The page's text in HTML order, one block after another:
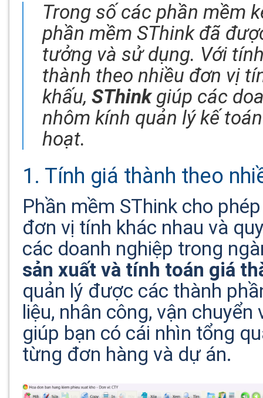
Trong số các phần mềm
phần mềm SThink đã
tưởng và sử dụng. Với
thành theo nhiều đơn vị
khấu, SThinkgiúp các
nhôm kính quản lý kế
hoạt.
1. Tính giá thành theo
Phần mềm SThink cho
đơn vị tính khác nhau và
các doanh nghiệp trong
sản xuất và tính toán giá
quản lý được các thành
liệu, nhân công, vận
giúp bạn có cái nhìn tổng
từng đơn hàng và dự án.